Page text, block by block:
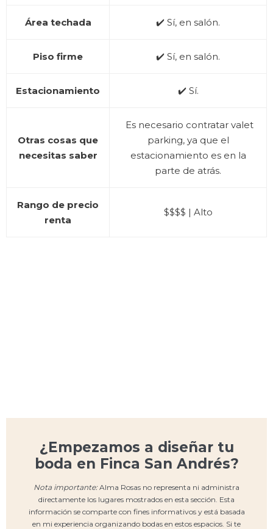
Área techada ✔️ Sí, en salón.
Piso firme ✔️ Sí, en salón.
Estacionamiento ✔️ Sí.
Otras cosas que
necesitas saber
Es necesario contratar valet
parking, ya que el
estacionamiento es en la
parte de atrás.
Rango de precio
renta
$$$$ | Alto
¿Empezamos a diseñar tu
boda en Finca San Andrés?
Nota importante:Alma Rosas no representa ni administra
directamente los lugares mostrados en esta sección. Esta
información se comparte con fines informativos y está basada
en mi experiencia organizando bodas en estos espacios. Si te